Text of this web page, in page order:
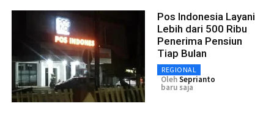
Pos Indonesia Layani
Lebih dari 500 Ribu
Penerima Pensiun
Tiap Bulan
REGIONAL
OlehSeprianto
baru saja